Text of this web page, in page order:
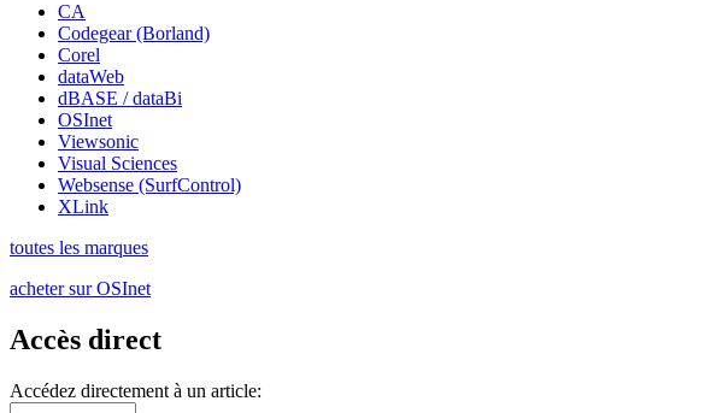
CA
Codegear (Borland)
Corel
dataWeb
dBASE / dataBi
OSInet
Viewsonic
Visual Sciences
Websense (SurfControl)
XLink
toutes les marques
acheter sur OSInet
Accès direct
Accédez directement à un article: